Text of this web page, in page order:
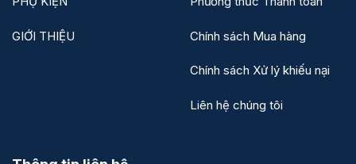
GIỚI THIỆU Chính sách Mua hàng
Chính sách Xử lý khiếu nại
Liên hệ chúng tôi